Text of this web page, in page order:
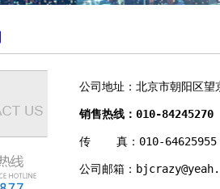
公司地址：北京市朝阳
销售热线：010-
传    真：
公司邮箱：